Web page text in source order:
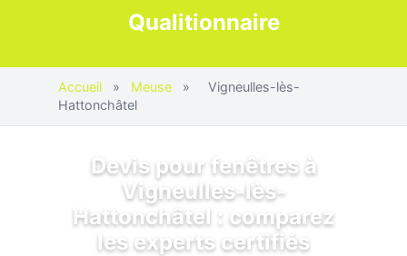
Qualitionnaire
Accueil » Meuse »
Vigneulles-lès-
Hattonchâtel
Devis pour fenêtres à
Vigneulles-lès-
Hattonchâtel : comparez
les experts certifiés